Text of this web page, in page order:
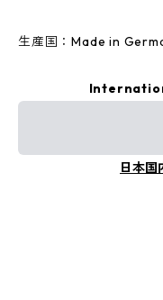
生産国：Made in
日本国